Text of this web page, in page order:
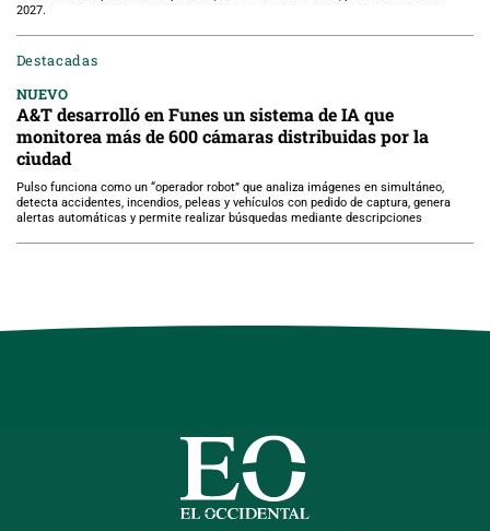
2027.
Destacadas
NUEVO
A&T desarrolló en Funes un sistema de IA que
monitorea más de 600 cámaras distribuidas por la
ciudad
Pulso funciona como un “operador robot” que analiza imágenes en simultáneo,
detecta accidentes, incendios, peleas y vehículos con pedido de captura, genera
alertas automáticas y permite realizar búsquedas mediante descripciones